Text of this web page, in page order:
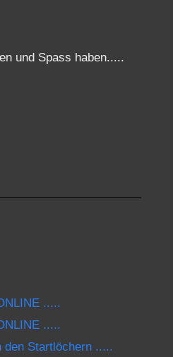
und Spass haben.....
.....
.....
den Startlöchern .....